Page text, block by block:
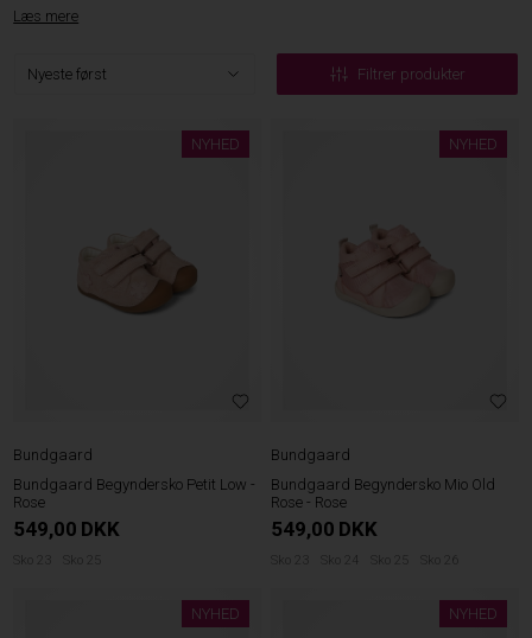
Læs mere
Filtrer produkter
NYHED
Bundgaard
Bundgaard Begyndersko Petit Low -
Rose
549,00 DKK
Sko 23 Sko 25
NYHED
Bundgaard
Bundgaard Begyndersko Mio Old
Rose - Rose
549,00 DKK
Sko 23 Sko 24 Sko 25 Sko 26
NYHED NYHED